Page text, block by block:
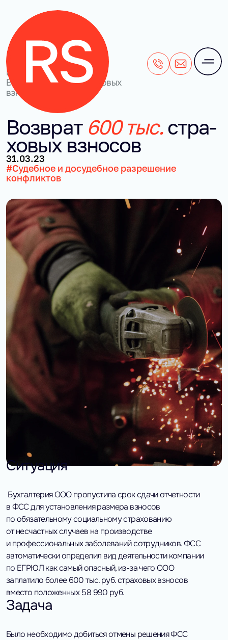
+7 (495) 106-28-71
Наши кейсы
Возврат 600 тыс. страховых
взносов
Воз­врат 600 тыс.стра­
хо­вых взно­сов
31.03.23
#Судебное и досудебное разрешение
конфликтов
Ситуация
Бухгалтерия ООО пропустила срок сдачи отчетности
в ФСС для установления размера взносов
по обязательному социальному страхованию
от несчастных случаев на производстве
и профессиональных заболеваний сотрудников. ФСС
автоматически определил вид деятельности компании
по ЕГРЮЛ как самый опасный, из-за чего ООО
заплатило более 600 тыс. руб. страховых взносов
вместо положенных 58 990 руб.
Задача
Было необходимо добиться отмены решения ФСС